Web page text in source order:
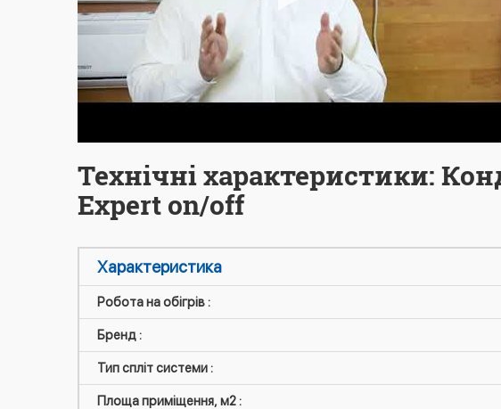
Технічні характеристики:
Expert on/off
Характеристика
Робота на обігрів :
Бренд :
Тип спліт системи :
Площа приміщення, м2 :